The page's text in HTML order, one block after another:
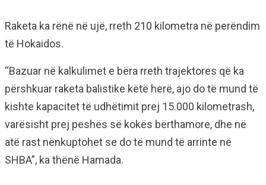
Raketa ka rënë në ujë, rreth 210 kilometra në perëndim
të Hokaidos.
“Bazuar në kalkulimet e bëra rreth trajektores që ka
përshkuar raketa balistike këtë herë, ajo do të mund të
kishte kapacitet të udhëtimit prej 15.000 kilometrash,
varësisht prej peshës së kokës bërthamore, dhe në
atë rast nënkuptohet se do të mund të arrinte në
SHBA”, ka thënë Hamada.